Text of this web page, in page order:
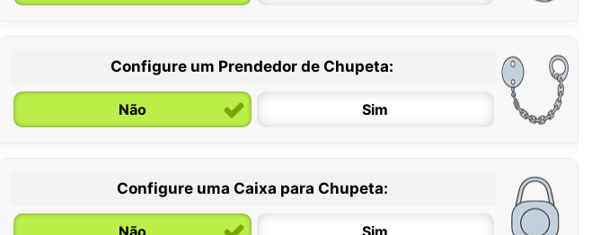
0 / 6 meses
Configure um Prendedor de Chupeta:
Não Sim
Configure uma Caixa para Chupeta:
Não Sim